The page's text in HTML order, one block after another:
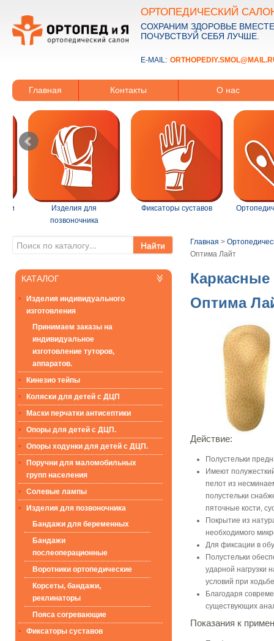
ОРТОПЕДИЧЕСКИЙ
СОХРАНИМ ЗДОРОВЬЕ
ПОЧУВСТВУЙ СЕБЯ ЛУЧШЕ.
E-MAIL:
Главная Контакты О нас
Изделия для
позвоночника
Фиксаторы суставов
Найти
КАТАЛОГ
Изделия индивидуального
изготовления
Принимаем заказы на
индивидуальное
изготовление туторов,
аппаратов.
Кинезио тейпы
Коляски для детей с ДЦП
Маски перчатки антисептики
Опоры для детей с ДЦП.
Опоры ходунки для детей с ДЦП.
Поручни для маломобильных
групп населения
Солевые лампы
Изделия для позвоночника
Бандажи для беременных
Бандажи
послеоперационные
Воротники ортопедические
Корсеты, бандажи,
реклинаторы
Пояса согревающие
Фиксаторы суставов
Главная >
Оптима Лайт
Каркасные
Оптима
Действие:
Полустельки
Имеют
пелот из
полустельки
пяточные кости,
Покрытие из
необходимого
Для фиксации в
Полустельки
ударной нагрузки
условий при
Благодаря
существующих
Показания к